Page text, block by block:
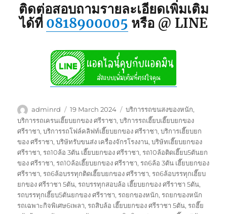
ติดต่อสอบถามรายละเอียดเพิ่มเติม
ได้ที่ 0818900005 หรือ @ LINE
Author
adminrd
Posted
on
19 March 2024 Tags
บริการรถขนสงของหนัก,
บริการรถเครนเฮี๊ยบยกของ ศรีราชา,บริการรถเฮี๊ยบเฮี๊ยบยกของ
ศรีราชา,บริการรถโฟล์คลิฟท์เฮี๊ยบยกของ ศรีราชา,บริการเฮี๊ยบยก
ของ ศรีราชา,บริษัทรับขนส่ง เครื่องจักรโรงงาน,บริษัทเฮี๊ยบยกของ
ศรีราชา,รถ10ล้อ 3ตัน เฮี๊ยบยกของ ศรีราชา,รถ10ล้อติดเฮี๊ยบ5ตันยก
ของ ศรีราชา,รถ10ล้อเฮี๊ยบยกของ ศรีราชา,รถ6ล้อ 3ตัน เฮี๊ยบยกของ
ศรีราชา,รถ6ล้อบรรทุกติดเฮี๊ยบยกของ ศรีราชา,รถ6ล้อบรรทุกเฮี๊ยบ
ยกของ ศรีราชา 5ตัน,รถบรรทุกสอบล้อ เฮี๊ยบยกของ ศรีราชา 5ตัน,
รถบรรทุกเฮี๊ยบ5ตันยกของ ศรีราชา,รถยกของหนัก,รถยกของหนัก
รถเฉพาะกิจพิเศษ6เพลา,รถสิบล้อ เฮี๊ยบยกของ ศรีราชา 5ตัน,รถฮี๊ย